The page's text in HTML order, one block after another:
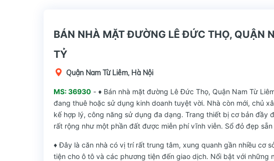
BÁN NHÀ MẶT ĐƯỜNG LÊ ĐỨC THỌ, QUẬN
TỶ
Quận Nam Từ Liêm, Hà Nội
MS: 36930 - ♦ Bán nhà mặt đường Lê Đức Thọ, Quận Nam Từ
đang thuê hoặc sử dụng kinh doanh tuyệt vời. Nhà còn mới, chủ
kế hợp lý, công năng sử dụng đa dạng. Trang thiết bị cơ bản
rất rộng như một phần đất được miễn phí vĩnh viễn. Sổ đỏ đẹp
♦ Đây là căn nhà có vị trí rất trung tâm, xung quanh gần nhiều cơ
tiện cho ô tô và các phương tiện đến giao dịch. Nổi bật với